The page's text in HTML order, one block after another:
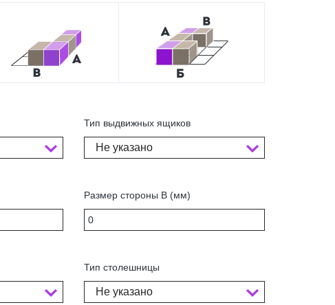
Тип выдвижных ящиков
Не указано
Размер стороны В (мм)
Тип столешницы
Не указано